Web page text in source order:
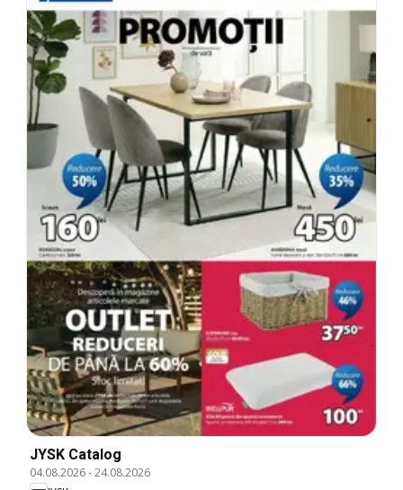
JYSK Catalog
04.08.2026-24.08.2026